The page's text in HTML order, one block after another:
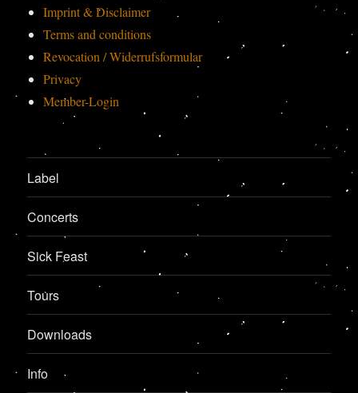
Imprint & Disclaimer
Terms and conditions
Revocation / Widerrufsformular
Privacy
Member-Login
Label
Concerts
Sick Feast
Tours
Downloads
Info